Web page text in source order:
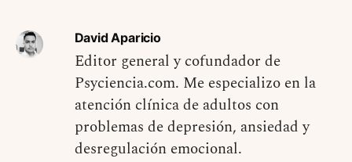
David Aparicio
Editor general y cofundador de
Psyciencia.com. Me especializo en la
atención clínica de adultos con
problemas de depresión, ansiedad y
desregulación emocional.